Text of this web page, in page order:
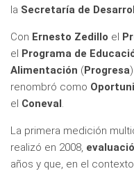
la Secretaría de
Con Ernesto Zedillo el
el Programa de
Alimentación (Progresa
renombró como
el Coneval.
La primera medición
realizó en 2008,
años y que, en el